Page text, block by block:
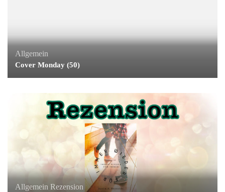
Allgemein
Cover Monday (50)
Allgemein Rezension